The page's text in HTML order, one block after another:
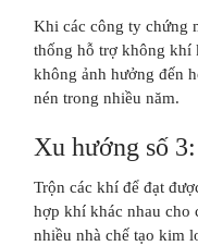
Khi các công ty chứng
thống hỗ trợ không khí
không ảnh hưởng đến
nén trong nhiều năm.
Xu hướng số
Trộn các khí để đạt
hợp khí khác nhau cho
nhiều nhà chế tạo kim